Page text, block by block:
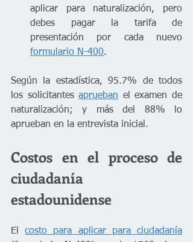
aplicar para naturalización, pero
debes pagar la tarifa de
formulario N-400.
Según la estadística, 95.7% de todos
los solicitantes aprueban el examen de
naturalización; y más del 88% lo
aprueban en la entrevista inicial.
Costos en el proceso de
ciudadanía
estadounidense
El costo para aplicar para ciudadanía